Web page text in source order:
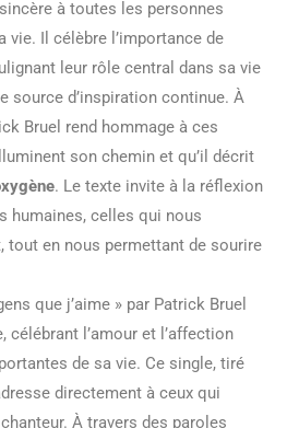
à toutes les personnes
vie. Il célèbre l’importance de
leur rôle central dans sa vie
source d’inspiration continue. À
Bruel rend hommage à ces
son chemin et qu’il décrit
. Le texte invite à la réflexion
humaines, celles qui nous
tout en nous permettant de sourire
que j’aime » par Patrick Bruel
célébrant l’amour et l’affection
de sa vie. Ce single, tiré
directement à ceux qui
À travers des paroles